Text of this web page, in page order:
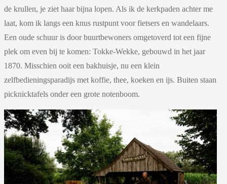
de krullen, je ziet haar bijna lopen. Als ik de kerkpaden achter me
laat, kom ik langs een knus rustpunt voor fietsers en wandelaars.
Een oude schuur is door buurtbewoners omgetoverd tot een fijne
plek om even bij te komen: Tokke-Wekke, gebouwd in het jaar
1870. Misschien ooit een bakhuisje, nu een klein
zelfbedieningsparadijs met koffie, thee, koeken en ijs. Buiten staan
picknicktafels onder een grote notenboom.